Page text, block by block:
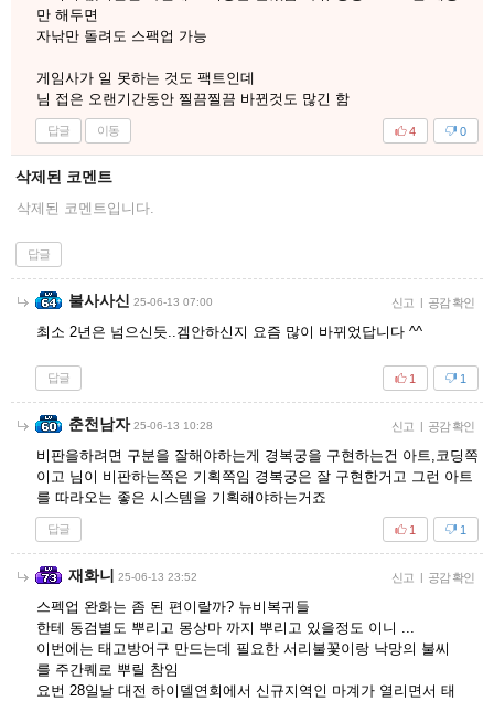
만 해두면
자낚만 돌려도 스팩업 가능
게임사가 일 못하는 것도 팩트인데
님 접은 오랜기간동안 찔끔찔끔 바뀐것도 많긴 함
답글 이동 0
4
삭제된 코멘트
삭제된 코멘트입니다.
답글
불사사신 25-06-13 07:00 신고 공감 확인
최소 2년은 넘으신듯..겜안하신지 요즘 많이 바뀌었답니다 ^^
답글 1
1
춘천남자 25-06-13 10:28 신고 공감 확인
비판을하려면 구분을 잘해야하는게 경복궁을 구현하는건 아트,코딩쪽
이고 님이 비판하는쪽은 기획쪽임 경복궁은 잘 구현한거고 그런 아트
를 따라오는 좋은 시스템을 기획해야하는거죠
답글 1
1
재화니 25-06-13 23:52 신고 공감 확인
스펙업 완화는 좀 된 편이랄까? 뉴비복귀들
한테 동검별도 뿌리고 몽상마 까지 뿌리고 있을정도 이니 ...
이번에는 태고방어구 만드는데 필요한 서리불꽃이랑 낙망의 불씨
를 주간퀘로 뿌릴 참임
요번 28일날 대전 하이델연회에서 신규지역인 마계가 열리면서 태